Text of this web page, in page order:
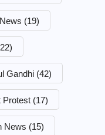
(19)
Gandhi (42)
Protest (17)
News (15)